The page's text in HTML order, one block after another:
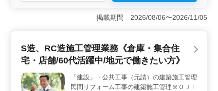
＜年齢層に配慮＞ このクリニックでは、ベテラン世代
の方が活躍しており、働きやすい環境が整っています。
経験に関係なく、年齢に応じた適切なサポートが受けら
クセスも良好です。安定した生活リズムが確保できま
す。 ＜安定した福利厚生＞ 年収は安定しており、
して長期勤務が可能です。
掲載期間 2026/08/06〜2026/11/05
S造、RC造施工管理業務《倉庫・集合住
宅・店舗/60代活躍中/地元で働きたい方》
「建設」・公共工事（元請）の建築施工管理
民間リフォーム工事の建築施工管理※ＯＪＴ